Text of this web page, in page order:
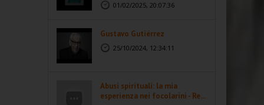
01/02/2025, 20:07:36
Gustavo Gutiérrez
25/10/2024, 12:34:11
Abusi spirituali: la mia
esperienza nei focolarini - Re...